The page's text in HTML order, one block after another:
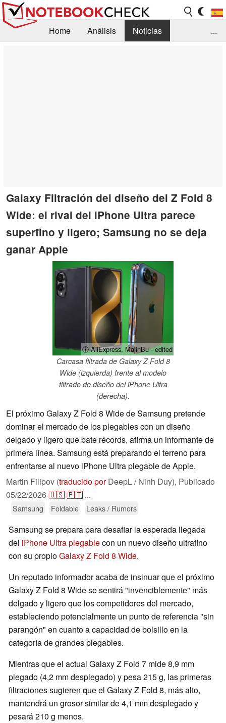
Home Análisis
Noticias
...
Galaxy Filtración del diseño del Z Fold 8
Wide: el rival del iPhone Ultra parece
superfino y ligero; Samsung no se deja
ganar Apple
ⓘ AliExpress, MajinBu - edited
Carcasa filtrada de Galaxy Z Fold 8
Wide (izquierda) frente al modelo
filtrado de diseño del iPhone Ultra
(derecha).
El próximo Galaxy Z Fold 8 Wide de Samsung pretende
dominar el mercado de los plegables con un diseño
delgado y ligero que bate récords, afirma un informante de
primera línea. Samsung está preparando el terreno para
enfrentarse al nuevo iPhone Ultra plegable de Apple.
Martin Filipov (traducido porDeepL / Ninh Duy), Publicado
05/22/2026🇺🇸🇵🇹 ...
Samsung Foldable Leaks / Rumors
Samsung se prepara para desafiar la esperada llegada
del iPhone Ultra plegablecon un nuevo diseño ultrafino
con su propioGalaxy Z Fold 8 Wide.
Un reputado informador acaba de insinuar que el próximo
Galaxy Z Fold 8 Wide se sentirá "invenciblemente" más
delgado y ligero que los competidores del mercado,
estableciendo potencialmente un punto de referencia "sin
parangón" en cuanto a capacidad de bolsillo en la
categoría de grandes plegables.
Mientras que el actual Galaxy Z Fold 7 mide 8,9 mm
plegado (4,2 mm desplegado) y pesa 215 g, las primeras
filtraciones sugieren que el Galaxy Z Fold 8, más alto,
mantendrá un grosor similar de 4,1 mm desplegado y
pesará 210 g menos.